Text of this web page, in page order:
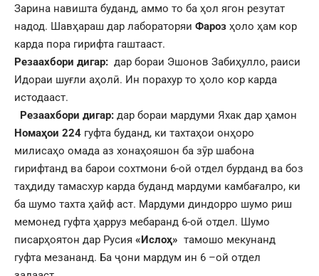
Зарина навишта буданд, аммо то ба ҳол ягон резутат
надод. Шавҳараш дар лабораторяи Фароз ҳоло ҳам кор
карда пора гирифта гаштааст.
Резаахбори дигар: дар бораи Эшонов Забиҳулло, раиси
Идораи шуғли аҳолӣ. Ин порахур то ҳоло кор карда
истодааст.
Резаахбори дигар: дар бораи мардуми Яхак дар ҳамон
Номаҳои 224 гуфта буданд, ки тахтаҳои онҳоро
милисаҳо омада аз хонаҳояшон ба зӯр шабона
гирифтанд ва барои сохтмони 6-ой отдел бурданд ва боз
таҳдиду тамасхур карда буданд мардуми камбағалро, ки
ба шумо тахта ҳайф аст. Мардуми диндорро шумо риш
мемонед гуфта ҳарруз мебаранд 6-ой отдел. Шумо
писарҳоятон дар Русия «Ислоҳ» тамошо мекунанд
гуфта мезананд. Ба ҷони мардум ин 6 –ой отдел